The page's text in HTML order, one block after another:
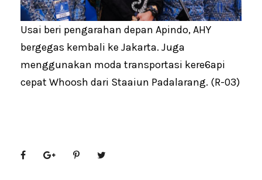
Usai beri pengarahan depan Apindo, AHY
bergegas kembali ke Jakarta. Juga
menggunakan moda transportasi kere6api
cepat Whoosh dari Staaiun Padalarang. (R-03)